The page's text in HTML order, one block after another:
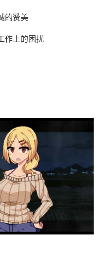
的赞美
作上的困扰